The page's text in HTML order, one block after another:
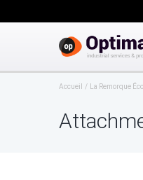
Accueil La Remorque